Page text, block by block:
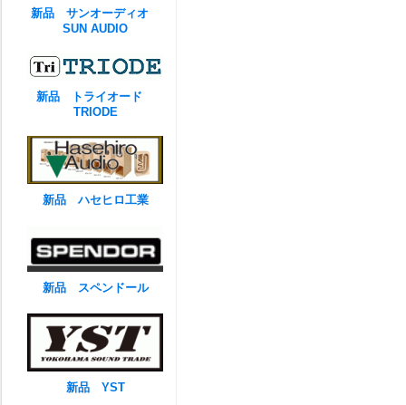
新品 サンオーディオ
SUN AUDIO
新品 トライオード
TRIODE
新品 ハセヒロ工業
新品 スペンドール
新品 YST